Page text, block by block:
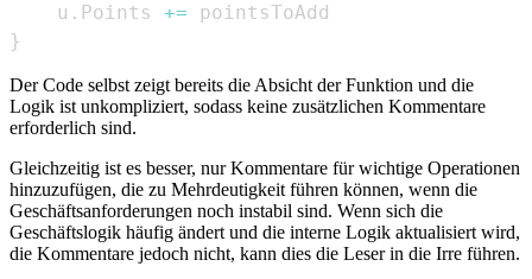
    u
. Points +=
}
Der Code selbst zeigt bereits die Absicht der Funktion und die
Logik ist unkompliziert, sodass keine zusätzlichen Kommentare
erforderlich sind.
Gleichzeitig ist es besser, nur Kommentare für wichtige Operationen
hinzuzufügen, die zu Mehrdeutigkeit führen können, wenn die
Geschäftsanforderungen noch instabil sind. Wenn sich die
Geschäftslogik häufig ändert und die interne Logik aktualisiert wird,
die Kommentare jedoch nicht, kann dies die Leser in die Irre führen.